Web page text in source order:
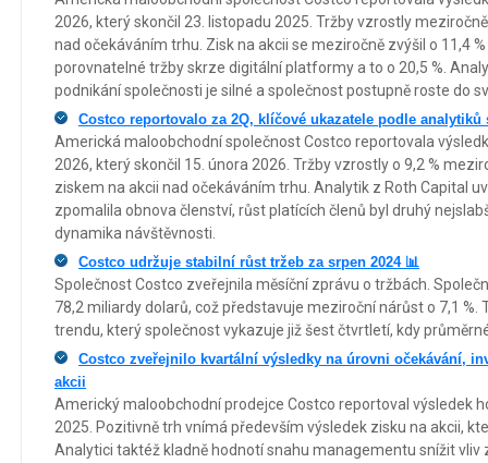
2026, který skončil 23. listopadu 2025. Tržby vzrostly
nad očekáváním trhu. Zisk na akcii se meziročně zvýšil o 11,4
porovnatelné tržby skrze digitální platformy a to o 20,5 %.
podnikání společnosti je silné a společnost postupně roste do
Costco reportovalo za 2Q, klíčové ukazatele podle analytiků
Americká maloobchodní společnost Costco reportovala
2026, který skončil 15. února 2026. Tržby vzrostly o 9,2 %
ziskem na akcii nad očekáváním trhu. Analytik z Roth Capital
zpomalila obnova členství, růst platících členů byl druhý
dynamika návštěvnosti.
Costco udržuje stabilní růst tržeb za srpen 2024 📊
Společnost Costco zveřejnila měsíční zprávu o tržbách.
78,2 miliardy dolarů, což představuje meziroční nárůst o 7,1 %.
trendu, který společnost vykazuje již šest čtvrtletí, kdy
Costco zveřejnilo kvartální výsledky na úrovni očekávání,
akcii
Americký maloobchodní prodejce Costco reportoval výsledek
2025. Pozitivně trh vnímá především výsledek zisku na akcii,
Analytici taktéž kladně hodnotí snahu managementu snížit vliv